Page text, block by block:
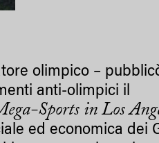
olimpico –
anti-olimpici il
Sports in Los
ed economica dei